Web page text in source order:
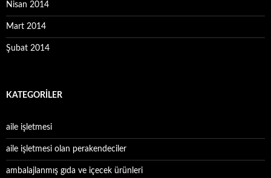
Nisan 2014
Mart 2014
Şubat 2014
KATEGORILER
aile işletmesi
aile işletmesi olan perakendeciler
ambalajlanmış gıda ve içecek ürünleri